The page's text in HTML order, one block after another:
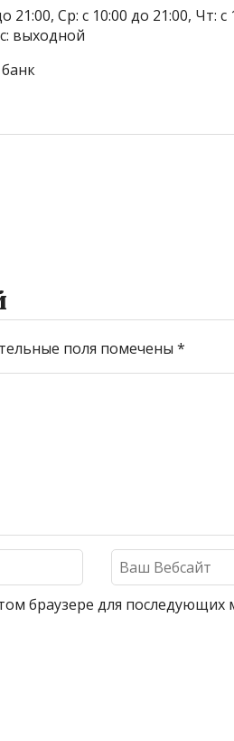
21:00, Ср: с 10:00 до 21:00, Чт: с
выходной
поля помечены *
браузере для последующих